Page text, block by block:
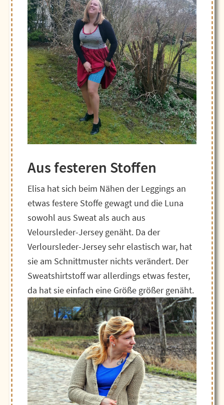
Aus festeren Stoffen
Elisa hat sich beim Nähen der Leggings an
etwas festere Stoffe gewagt und die Luna
sowohl aus Sweat als auch aus
Veloursleder-Jersey genäht. Da der
Verloursleder-Jersey sehr elastisch war, hat
sie am Schnittmuster nichts verändert. Der
Sweatshirtstoff war allerdings etwas fester,
da hat sie einfach eine Größe größer genäht.